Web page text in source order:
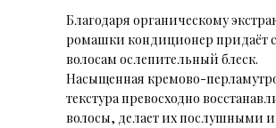
Благодаря органическому
ромашки кондиционер придаёт
волосам ослепительный блеск.
Насыщенная кремово-
текстура превосходно
волосы, делает их послушными и